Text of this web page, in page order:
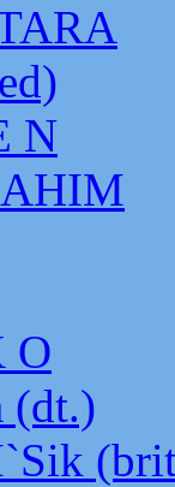
N
O
(dt.)